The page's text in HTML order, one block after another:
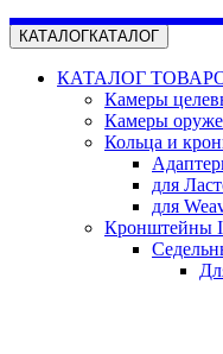
КАТАЛОГКАТАЛОГ
КАТАЛОГ
Камеры
Камеры
Кольца и
для
для
Кронштейны